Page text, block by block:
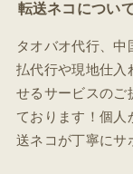
転送ネコについ
タオバオ代行、
払代行や現地仕入
せるサービスのご
ております！個人
送ネコが丁寧にサ